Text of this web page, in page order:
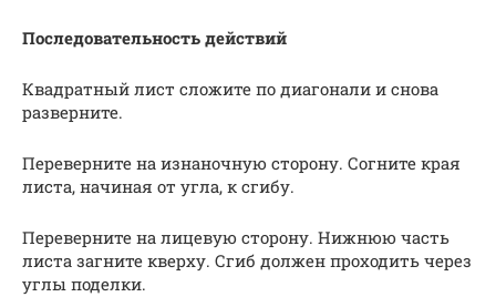
Последовательность действий
Квадратный лист сложите по диагонали и снова
разверните.
Переверните на изнаночную сторону. Согните края
листа, начиная от угла, к сгибу.
Переверните на лицевую сторону. Нижнюю часть
листа загните кверху. Сгиб должен проходить через
углы поделки.